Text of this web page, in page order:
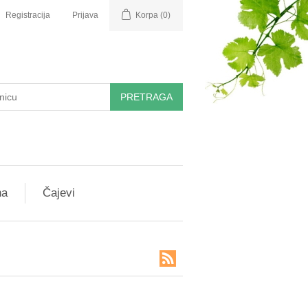
Registracija Prijava Korpa (0)
PRETRAGA
Čajevi